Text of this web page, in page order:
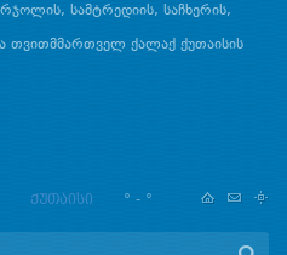
სამტრედიის, საჩხერის,
თვითმმართველ ქალაქ ქუთაისის
ქუთაისი ° - °